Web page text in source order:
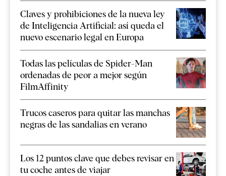
Claves y prohibiciones de la nueva ley
de Inteligencia Artificial: así queda el
nuevo escenario legal en Europa
Todas las películas de Spider-Man
ordenadas de peor a mejor según
FilmAffinity
Trucos caseros para quitar las manchas
negras de las sandalias en verano
Los 12 puntos clave que debes revisar en
tu coche antes de viajar